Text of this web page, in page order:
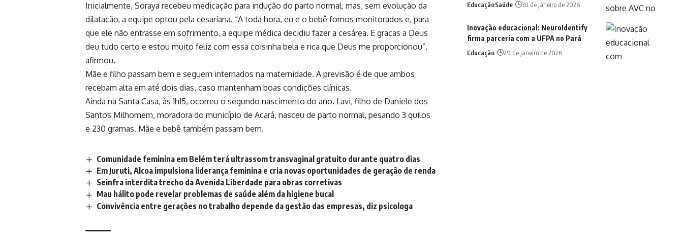
Inicialmente, Soraya recebeu medicação para indução do parto normal, mas, sem evolução da
dilatação, a equipe optou pela cesariana. “A toda hora, eu e o bebê fomos monitorados e, para
que ele não entrasse em sofrimento, a equipe médica decidiu fazer a cesárea. E graças a Deus
deu tudo certo e estou muito feliz com essa coisinha bela e rica que Deus me proporcionou”,
afirmou.
Mãe e filho passam bem e seguem internados na maternidade. A previsão é de que ambos
recebam alta em até dois dias, caso mantenham boas condições clínicas.
Ainda na Santa Casa, às 1h15, ocorreu o segundo nascimento do ano. Lavi, filho de Daniele dos
Santos Milhomem, moradora do município de Acará, nasceu de parto normal, pesando 3 quilos
e 230 gramas. Mãe e bebê também passam bem.
Comunidade feminina em Belém terá ultrassom transvaginal gratuito durante quatro dias
Em Juruti, Alcoa impulsiona liderança feminina e cria novas oportunidades de geração de renda
Seinfra interdita trecho da Avenida Liberdade para obras corretivas
Mau hálito pode revelar problemas de saúde além da higiene bucal
Convivência entre gerações no trabalho depende da gestão das empresas, diz psicologa
EducaçãoSaúde 30 de janeiro de 2026
Inovação educacional: NeuroIdentify
firma parceria com a UFPA no Pará
Educação 29 de janeiro de 2026